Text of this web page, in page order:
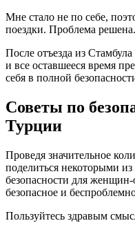
Мне стало не по себе,
поездки. Проблема решена.
После отъезда из
и все оставшееся время
себя в полной
Советы по
Турции
Проведя значительное
поделиться некоторыми
безопасности для
безопасное и
Пользуйтесь здравым